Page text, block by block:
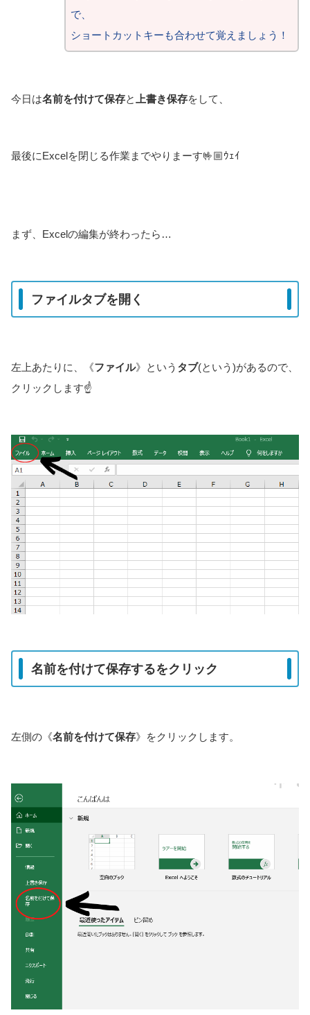
で、
ショートカットキーも合わせて覚えましょう！
今日は名前を付けて保存と 上書き保存をして、
最後にExcelを閉じる作業までやりまーす🤟🏼ｳｪｲ
まず、Excelの編集が終わったら…
ファイルタブを開く
左上あたりに、《ファイル》という タブ(という)があるので、
クリックします☝
名前を付けて保存するをクリック
左側の《名前を付けて保存》をクリックします。